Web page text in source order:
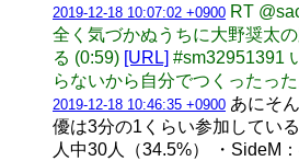
2019-12-18 10:07:02 +0900 RT
全く気づかぬうちに大野奨太
る (0:59) [URL] #sm32951391
らないから自分でつくったった
2019-12-18 10:46:35 +0900 あにそ
優は3分の1くらい参加してい
人中30人（34.5%） ・SideM